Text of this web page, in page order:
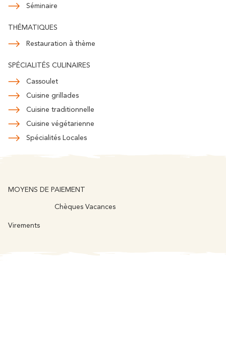
Séminaire
THÉMATIQUES
Restauration à thème
SPÉCIALITÉS CULINAIRES
Cassoulet
Cuisine grillades
Cuisine traditionnelle
Cuisine végétarienne
Spécialités Locales
MOYENS DE PAIEMENT
Chèques Vacances
Virements